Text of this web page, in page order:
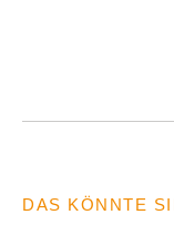
DAS KÖNNTE